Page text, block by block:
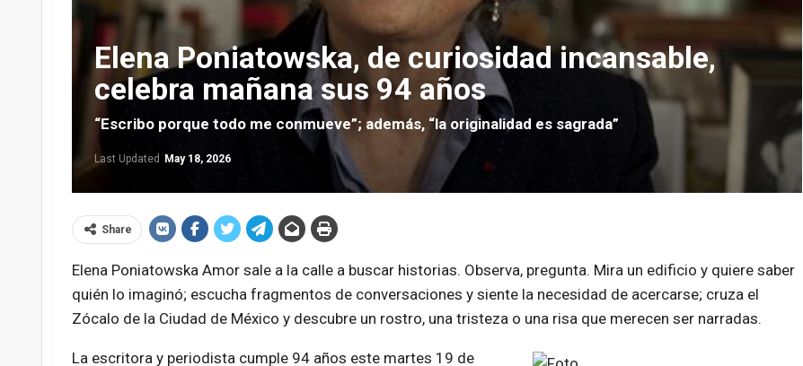
Elena Poniatowska, de curiosidad incansable,
celebra mañana sus 94 años
“Escribo porque todo me conmueve”; además, “la originalidad es sagrada”
Last Updated May 18, 2026
Share
Elena Poniatowska Amor sale a la calle a buscar historias. Observa, pregunta. Mira un edificio y quiere saber
quién lo imaginó; escucha fragmentos de conversaciones y siente la necesidad de acercarse; cruza el
Zócalo de la Ciudad de México y descubre un rostro, una tristeza o una risa que merecen ser narradas.
La escritora y periodista cumple 94 años este martes 19 de